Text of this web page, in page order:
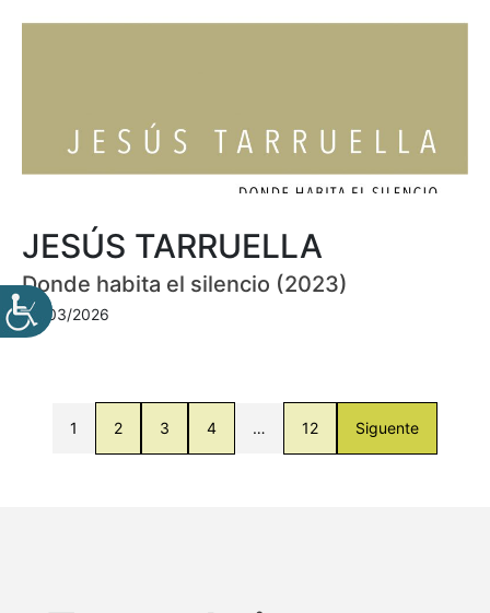
JESÚS TARRUELLA
Donde habita el silencio (2023)
30/03/2026
1 2 3 4 … 12 Siguente